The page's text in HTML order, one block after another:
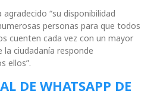
“su disponibilidad
personas para que todos
cuenten cada vez con un mayor
ciudadanía responde
ellos”.
DE WHATSAPP DE